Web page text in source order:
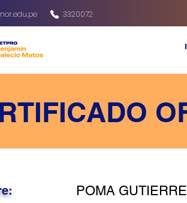
3320072
POMA